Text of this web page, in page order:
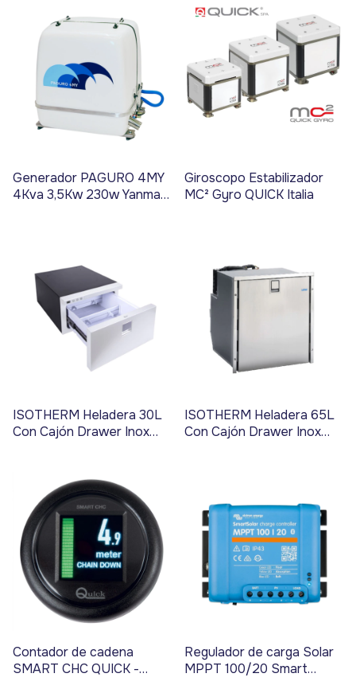
Generador PAGURO 4MY
4Kva 3,5Kw 230w Yanmar
Giroscopo Estabilizador
MC² Gyro QUICK Italia
ISOTHERM Heladera 30L
Con Cajón Drawer Inox
ISOTHERM Heladera 65L
Con Cajón Drawer Inox
Contador de cadena
SMART CHC QUICK -
Regulador de carga Solar
MPPT 100/20 Smart